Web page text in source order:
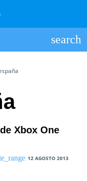
Xbox One
12 AGOSTO 2013